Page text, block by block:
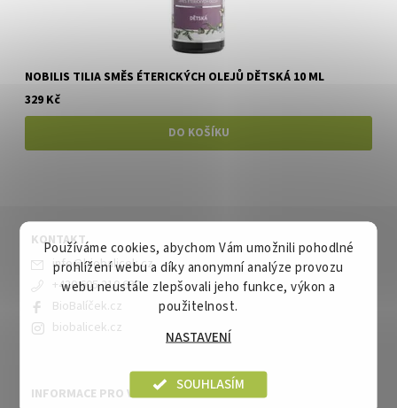
NOBILIS TILIA SMĚS ÉTERICKÝCH OLEJŮ DĚTSKÁ 10 ML
329 Kč
KONTAKT
info@biobalicek.cz
+420 605 210 630
BioBalíček.cz
biobalicek.cz
INFORMACE PRO VÁS
Používáme cookies, abychom Vám umožnili pohodlné
prohlížení webu a díky anonymní analýze provozu
webu neustále zlepšovali jeho funkce, výkon a
použitelnost.
NASTAVENÍ
SOUHLASÍM